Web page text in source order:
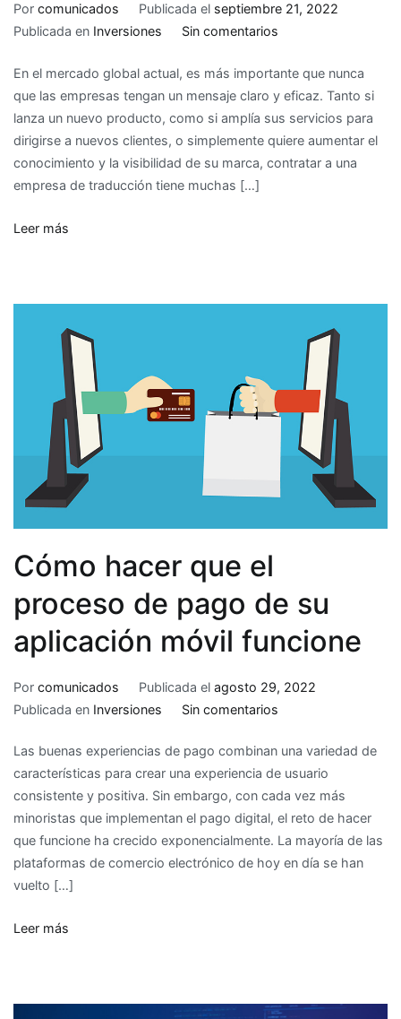
Por comunicados Publicada el septiembre 21, 2022
Publicada en Inversiones Sin comentariosen
significa
contratar
una
empresa
de
En el mercado global actual, es más importante que nunca
que las empresas tengan un mensaje claro y eficaz. Tanto si
lanza un nuevo producto, como si amplía sus servicios para
dirigirse a nuevos clientes, o simplemente quiere aumentar el
conocimiento y la visibilidad de su marca, contratar a una
empresa de traducción tiene muchas […]
Leer más
Cómo hacer que el
proceso de pago de su
aplicación móvil funcione
Por comunicados Publicada el agosto 29, 2022
Publicada en Inversiones Sin comentariosen
hacer
que
el
proceso
de
pago
Las buenas experiencias de pago combinan una variedad de
características para crear una experiencia de usuario
consistente y positiva. Sin embargo, con cada vez más
minoristas que implementan el pago digital, el reto de hacer
que funcione ha crecido exponencialmente. La mayoría de las
plataformas de comercio electrónico de hoy en día se han
vuelto […]
Leer más